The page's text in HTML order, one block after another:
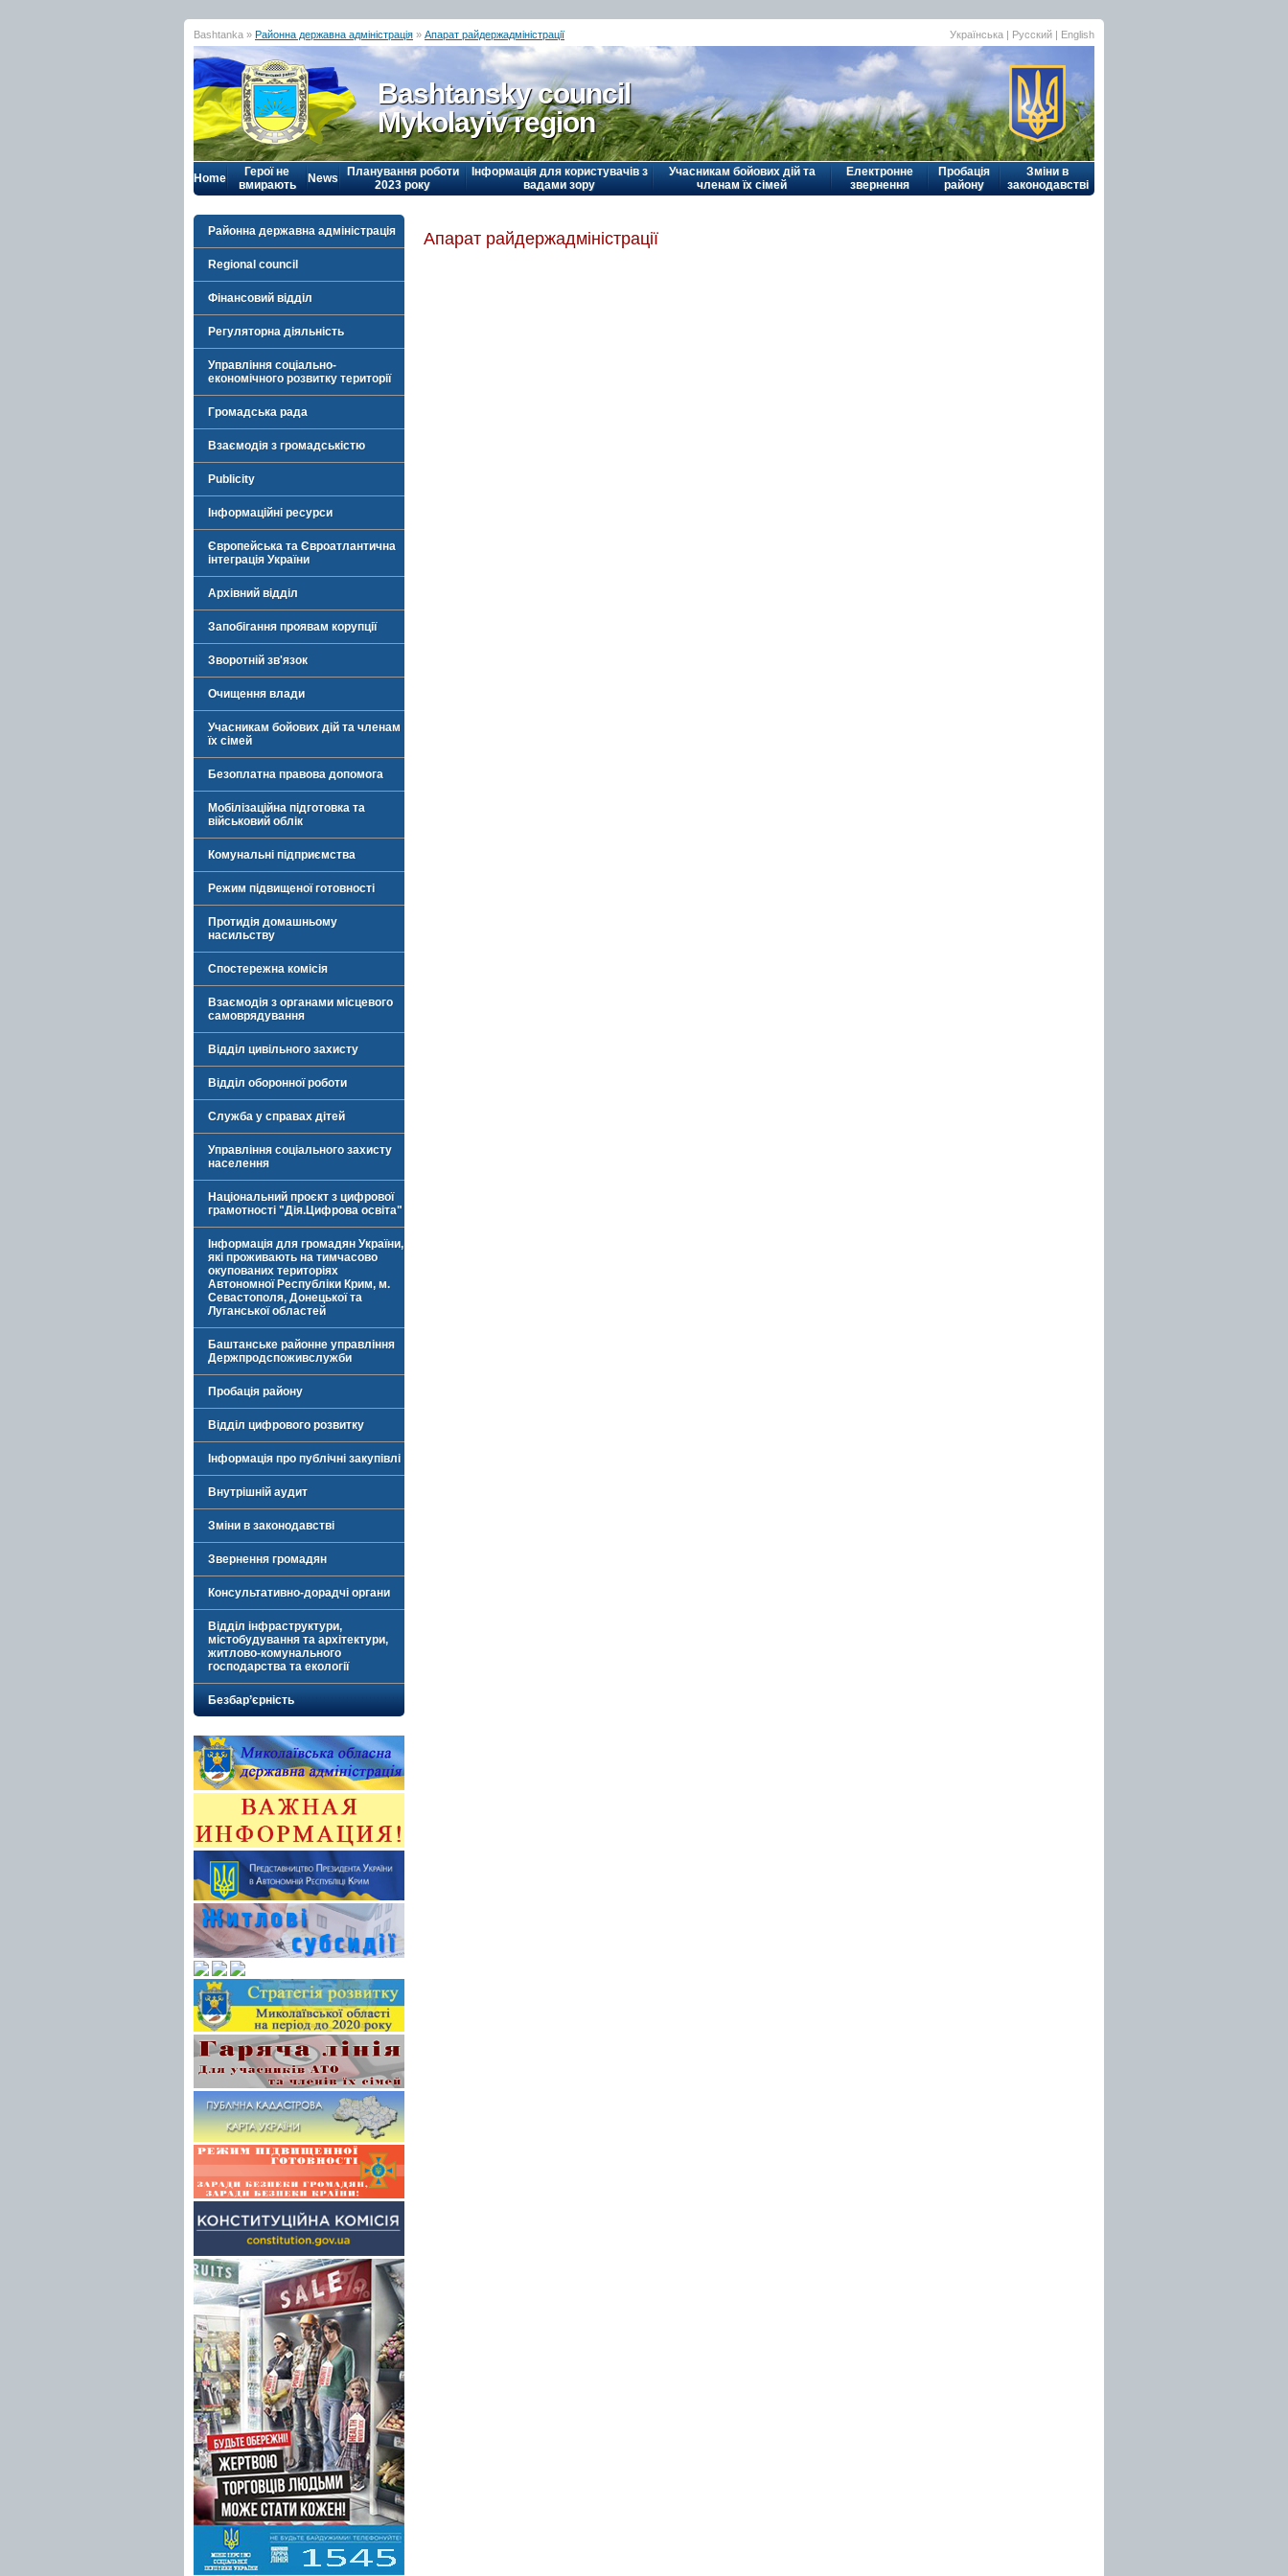
Bashtanka » Районна державна адміністрація » Апарат райдержадміністрації Українська | Русский | English
Bashtansky council
Mykolayiv region
Home
Герої не
вмирають
News
Планування роботи
2023 року
Інформація для користувачів з
вадами зору
Учасникам бойових дій та
членам їх сімей
Електронне
звернення
Пробація
району
Зміни в
законодавстві
Районна державна адміністрація
Regional council
Фінансовий відділ
Регуляторна діяльність
Управління соціально-
економічного розвитку території
Громадська рада
Взаємодія з громадськістю
Publicity
Інформаційні ресурси
Європейська та Євроатлантична
інтеграція України
Архівний відділ
Запобігання проявам корупції
Зворотній зв'язок
Очищення влади
Учасникам бойових дій та членам
їх сімей
Безоплатна правова допомога
Мобілізаційна підготовка та
військовий облік
Комунальні підприємства
Режим підвищеної готовності
Протидія домашньому
насильству
Спостережна комісія
Взаємодія з органами місцевого
самоврядування
Відділ цивільного захисту
Відділ оборонної роботи
Служба у справах дітей
Управління соціального захисту
населення
Національний проєкт з цифрової
грамотності "Дія.Цифрова освіта"
Інформація для громадян України,
які проживають на тимчасово
окупованих територіях
Автономної Республіки Крим, м.
Севастополя, Донецької та
Луганської областей
Баштанське районне управління
Держпродспоживслужби
Пробація району
Відділ цифрового розвитку
Інформація про публічні закупівлі
Внутрішній аудит
Зміни в законодавстві
Звернення громадян
Консультативно-дорадчі органи
Відділ інфраструктури,
містобудування та архітектури,
житлово-комунального
господарства та екології
Безбар’єрність
Апарат райдержадміністрації